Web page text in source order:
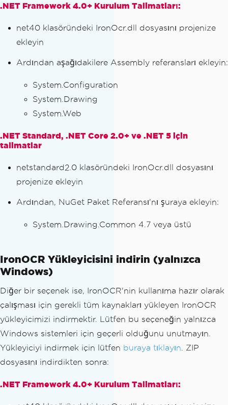
.NET Framework 4.0+ Kurulum Talimatları:
net40 klasöründeki IronOcr.dll dosyasını projenize
ekleyin
Ardından aşağıdakilere Assembly referansları ekleyin:
System.Configuration
System.Drawing
System.Web
.NET Standard, .NET Core 2.0+ ve .NET 5 için
talimatlar
netstandard2.0 klasöründeki IronOcr.dll dosyasını
projenize ekleyin
Ardından, NuGet Paket Referansı'nı şuraya ekleyin:
System.Drawing.Common 4.7 veya üstü
IronOCR Yükleyicisini indirin (yalnızca
Windows)
Diğer bir seçenek ise, IronOCR'nin kullanıma hazır olarak
çalışması için gerekli tüm kaynakları yükleyen IronOCR
yükleyicimizi indirmektir. Lütfen bu seçeneğin yalnızca
Windows sistemleri için geçerli olduğunu unutmayın.
Yükleyiciyi indirmek için lütfen buraya tıklayın . ZIP
dosyasını indirdikten sonra:
.NET Framework 4.0+ Kurulum Talimatları: